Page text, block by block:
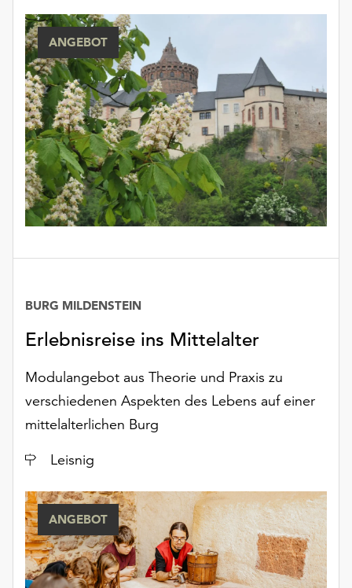
ANGEBOT
Erlebnisreise ins Mittelalter
BURG MILDENSTEIN
Modulangebot aus Theorie und Praxis zu
verschiedenen Aspekten des Lebens auf einer
mittelalterlichen Burg
Ort
Leisnig
ANGEBOT